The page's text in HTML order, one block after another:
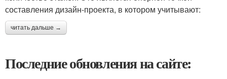
составления дизайн-проекта, в котором учитывают:
читать дальше →
Последние обновления на сайте: